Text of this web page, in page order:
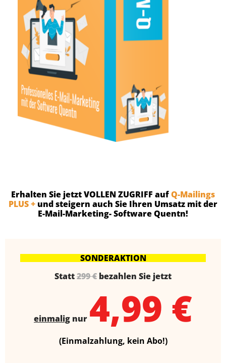
Erhalten Sie jetzt VOLLEN ZUGRIFF aufQ-Mailings
PLUS + und steigern auch Sie Ihren Umsatz mit der
E-Mail-Marketing- Software Quentn!
SONDERAKTION
Statt299 € bezahlen Sie jetzt
einmalig nur 4,99 €
(Einmalzahlung, kein Abo!)